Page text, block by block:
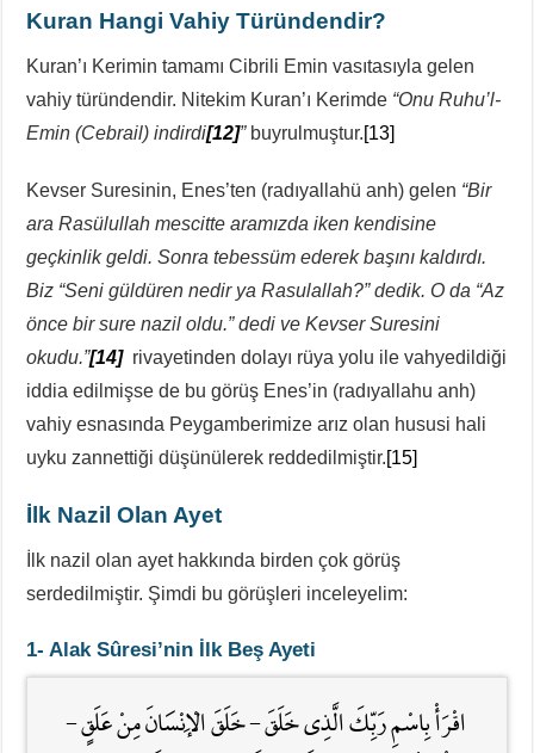
Kuran Hangi Vahiy Türündendir?
Kuran’ı Kerimin tamamı Cibrili Emin vasıtasıyla gelen
vahiy türündendir. Nitekim Kuran’ı Kerimde “Onu Ruhu’l-
Emin (Cebrail) indirdi[12]”buyrulmuştur.[13]
Kevser Suresinin, Enes’ten (radıyallahü anh) gelen “Bir
ara Rasülullah mescitte aramızda iken kendisine
geçkinlik geldi. Sonra tebessüm ederek başını kaldırdı.
Biz “Seni güldüren nedir ya Rasulallah?” dedik. O da “Az
önce bir sure nazil oldu.” dedi ve Kevser Suresini
okudu.”[14]rivayetinden dolayı rüya yolu ile vahyedildiği
iddia edilmişse de bu görüş Enes’in (radıyallahu anh)
vahiy esnasında Peygamberimize arız olan hususi hali
uyku zannettiği düşünülerek reddedilmiştir.[15]
İlk Nazil Olan Ayet
İlk nazil olan ayet hakkında birden çok görüş
serdedilmiştir. Şimdi bu görüşleri inceleyelim:
1- Alak Sûresi’nin İlk Beş Ayeti
اقْرَأْ بِاسْمِ رَبِّكَ الَّذِي خَلَقَ – خَلَقَ الْإِنْسَانَ مِنْ عَلَقٍ –